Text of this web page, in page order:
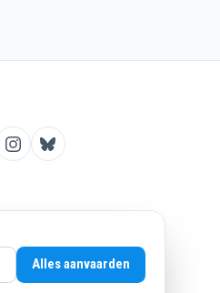
Alles aanvaarden